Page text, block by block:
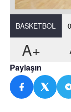
BASKETBOL
A+
Paylaşın